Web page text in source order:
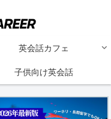
英会話カフェ
子供向け英会話